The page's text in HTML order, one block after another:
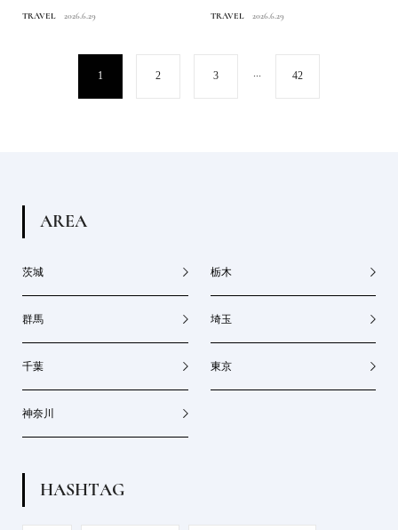
TRAVEL 2026.6.29 TRAVEL 2026.6.29
1 2 3 ... 42
AREA
茨城 栃木
群馬 埼玉
千葉 東京
神奈川
HASHTAG